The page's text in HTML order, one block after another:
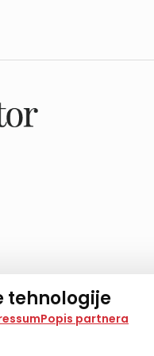
tehnologije
kolačiće i slične
te prikazujemo
Popis partnera